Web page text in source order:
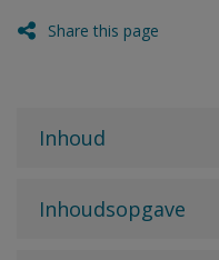
Share this page
Inhoud
Inhoudsopgave